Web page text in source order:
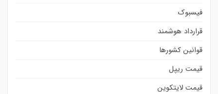
فیسبوک
قرارداد هوشمند
قوانین کشورها
قیمت ریپل
قیمت لایتکوین